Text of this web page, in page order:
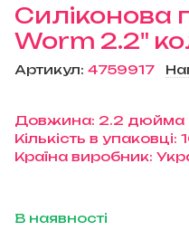
Силіконова
Worm 2.2"
Артикул: 4759917
Довжина: 2.2 дюйма
Кількість в упаковці:
Країна виробник:
В наявності